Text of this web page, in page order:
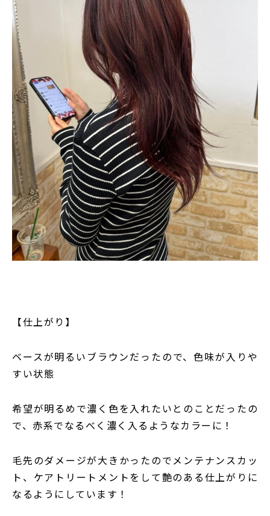
【仕上がり】
ベースが明るいブラウンだったので、色味が入りや
すい状態
希望が明るめで濃く色を入れたいとのことだったの
で、赤系でなるべく濃く入るようなカラーに！
毛先のダメージが大きかったのでメンテナンスカッ
ト、ケアトリートメントをして艶のある仕上がりに
なるようにしています！